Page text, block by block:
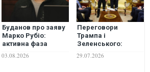
Буданов про заяву
Марко Рубіо:
активна фаза
паузі, але процес
03.08.2026
Переговори
Трампа і
Зеленського:
Володимир
29.07.2026